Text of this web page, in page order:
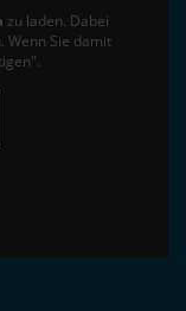
zu laden. Dabei
Wenn Sie damit